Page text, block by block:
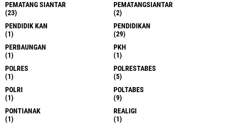
PEMATANG SIANTAR
(23)
PEMATANGSIANTAR
(2)
PENDIDIK KAN
(1)
PENDIDIKAN
(29)
PERBAUNGAN
(1)
PKH
(1)
POLRES
(1)
POLRESTABES
(5)
POLRI
(1)
POLTABES
(9)
PONTIANAK
(1)
REALIGI
(1)